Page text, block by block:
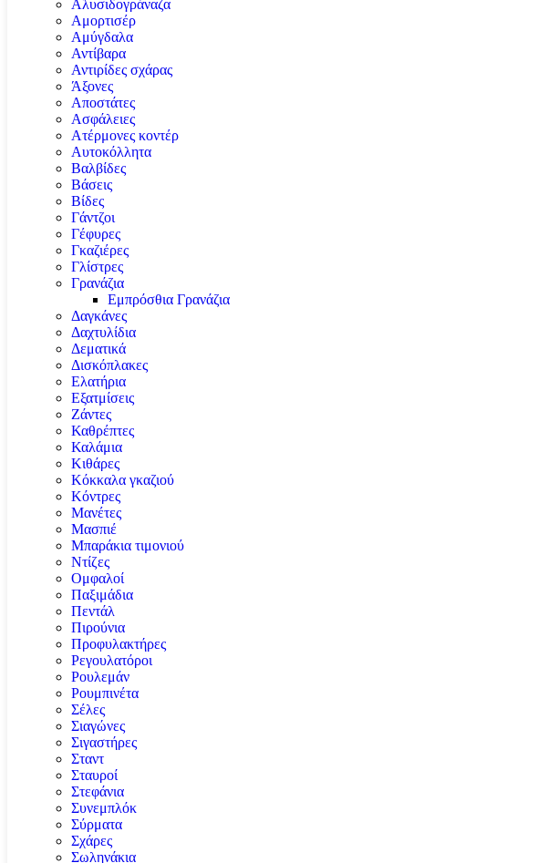
Αλυσιδογράναζα
Αμορτισέρ
Αμύγδαλα
Αντίβαρα
Αντιρίδες σχάρας
Άξονες
Αποστάτες
Ασφάλειες
Ατέρμονες κοντέρ
Αυτοκόλλητα
Βαλβίδες
Βάσεις
Βίδες
Γάντζοι
Γέφυρες
Γκαζιέρες
Γλίστρες
Γρανάζια
Εμπρόσθια Γρανάζια
Δαγκάνες
Δαχτυλίδια
Δεματικά
Δισκόπλακες
Ελατήρια
Εξατμίσεις
Ζάντες
Καθρέπτες
Καλάμια
Κιθάρες
Κόκκαλα γκαζιού
Κόντρες
Μανέτες
Μασπιέ
Μπαράκια τιμονιού
Ντίζες
Ομφαλοί
Παξιμάδια
Πεντάλ
Πιρούνια
Προφυλακτήρες
Ρεγουλατόροι
Ρουλεμάν
Ρουμπινέτα
Σέλες
Σιαγώνες
Σιγαστήρες
Σταντ
Σταυροί
Στεφάνια
Συνεμπλόκ
Σύρματα
Σχάρες
Σωληνάκια